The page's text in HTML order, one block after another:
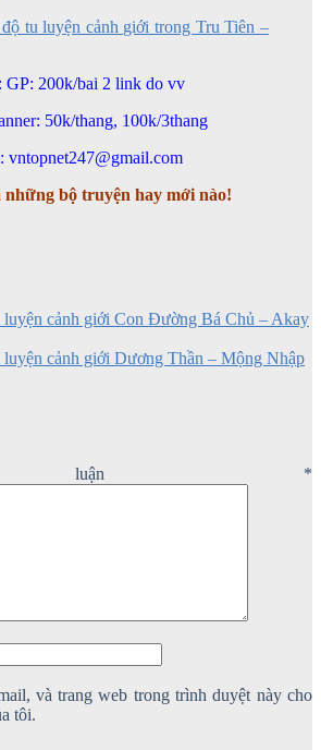
tu luyện cảnh giới trong Tru Tiên –
GP: 200k/bai 2 link do vv
50k/thang, 100k/3thang
vntopnet247@gmail.com
những bộ truyện hay mới nào!
cảnh giới Con Đường Bá Chủ – Akay
cảnh giới Dương Thần – Mộng Nhập
luận *
và trang web trong trình duyệt này cho
tôi.